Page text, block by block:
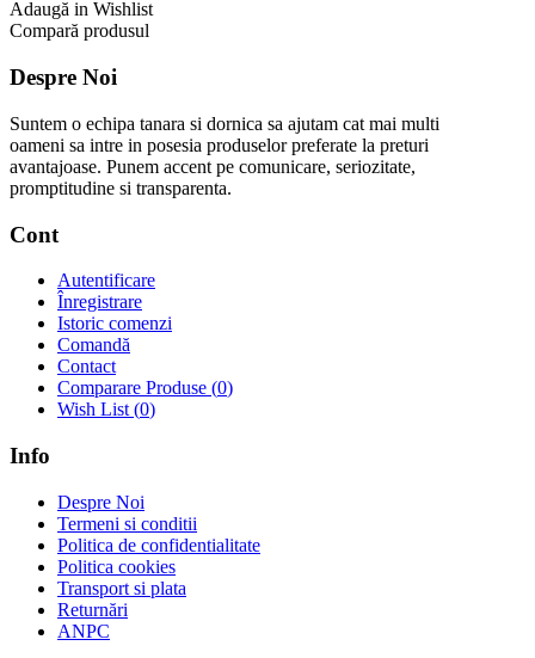
Adaugă in Wishlist
Compară produsul
Despre Noi
Suntem o echipa tanara si dornica sa ajutam cat mai multi
oameni sa intre in posesia produselor preferate la preturi
avantajoase. Punem accent pe comunicare, seriozitate,
promptitudine si transparenta.
Cont
Autentificare
Înregistrare
Istoric comenzi
Comandă
Contact
Comparare Produse (0)
Wish List (0)
Info
Despre Noi
Termeni si conditii
Politica de confidentialitate
Politica cookies
Transport si plata
Returnări
ANPC